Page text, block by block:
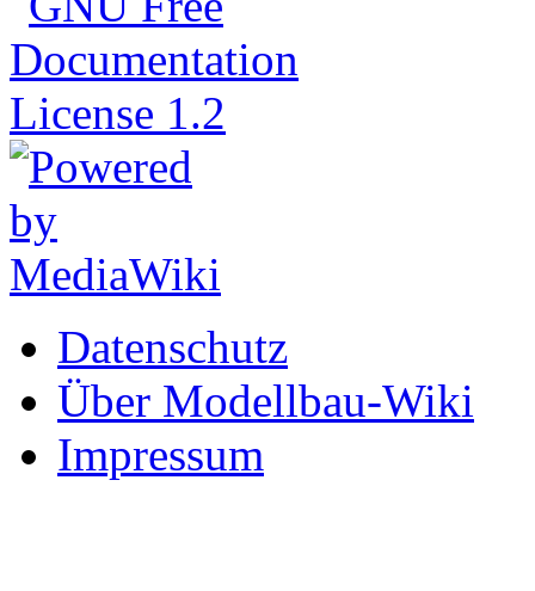
Datenschutz
Über Modellbau-Wiki
Impressum